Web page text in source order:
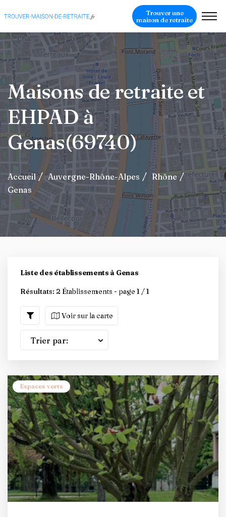
Trouver une
maison de retraite
Maisons de retraite et
EHPAD à
Genas(69740)
Accueil Auvergne-Rhône-Alpes
Rhône
Genas
Liste des établissements à Genas
Résultats: 2 Établissements - page 1 / 1
Voir sur la carte
Trier par:
Espaces verts